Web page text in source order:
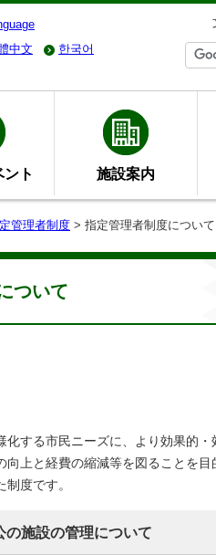
中文 한국어
ト 施設案内
管理者制度 > 指定管理者制度について
ついて
化する市民ニーズに、より効果的
向上と経費の縮減等を図ることを
度です。
の施設の管理について